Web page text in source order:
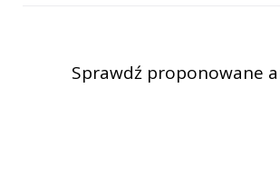
Sprawdź proponowane